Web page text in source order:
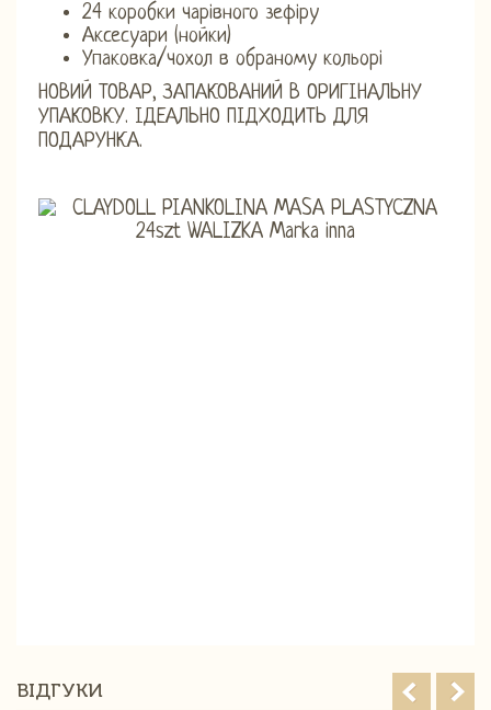
24 коробки чарівного зефіру
Аксесуари (нойки)
Упаковка/чохол в обраному кольорі
НОВИЙ ТОВАР, ЗАПАКОВАНИЙ В ОРИГІНАЛЬНУ
УПАКОВКУ. ІДЕАЛЬНО ПІДХОДИТЬ ДЛЯ
ПОДАРУНКА.
ВІДГУКИ